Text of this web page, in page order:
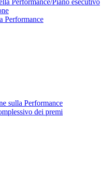
Performance/Piano esecutivo
Performance
sulla Performance
dei premi